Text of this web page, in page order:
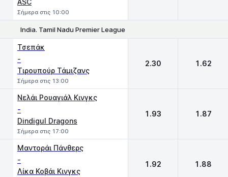
ASC
Σήμερα στις 10:00
India. Tamil Nadu Premier League
Τσεπάκ
-
Τιρουπούρ Τάμιζανς
Σήμερα στις 13:00
2.30 1.62
Νελάι Ρουαγιάλ Κινγκς
-
Dindigul Dragons
Σήμερα στις 17:00
1.93 1.87
Μαντοράι Πάνθερς
-
Λίκα Κοβάι Κινγκς
1.92 1.88